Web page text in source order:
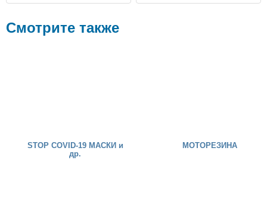
Смотрите также
STOP COVID-19 МАСКИ и
др.
МОТОРЕЗИНА